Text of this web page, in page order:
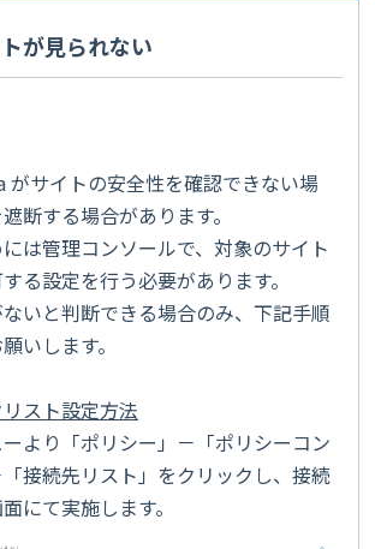
が見られない
サイトの安全性を確認できない場
断する場合があります。
は管理コンソールで、対象のサイト
る設定を行う必要があります。
いと判断できる場合のみ、下記手順
いします。
スト設定方法
より「ポリシー」－「ポリシーコン
接続先リスト」をクリックし、接続
にて実施します。